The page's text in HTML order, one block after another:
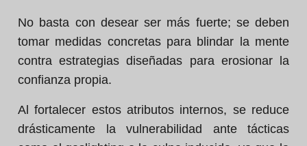
No basta con desear ser más fuerte; se deben
tomar medidas concretas para blindar la mente
contra estrategias diseñadas para erosionar la
confianza propia.
Al fortalecer estos atributos internos, se reduce
drásticamente la vulnerabilidad ante tácticas